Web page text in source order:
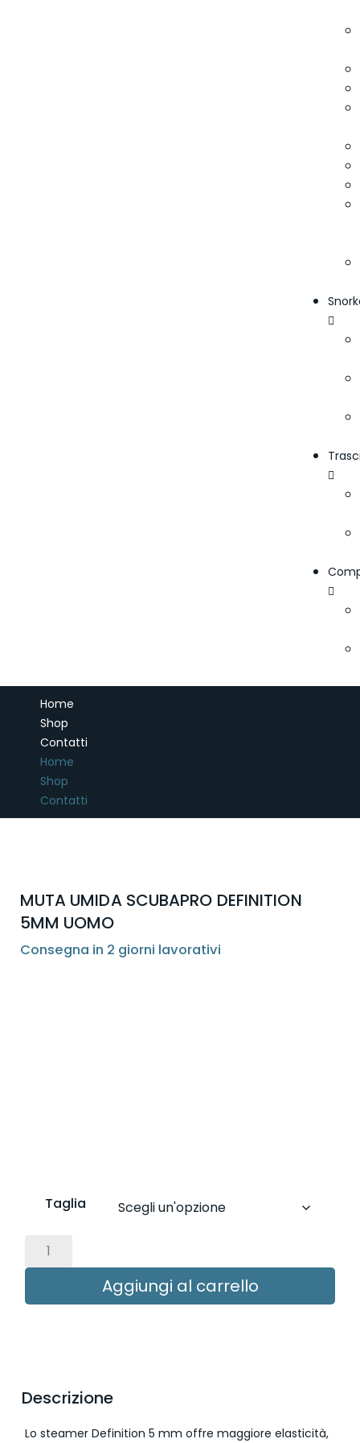
Home
Shop
Contatti
Home
Shop
Contatti
MUTA UMIDA SCUBAPRO DEFINITION
5MM UOMO
Consegna in 2 giorni lavorativi
Taglia
Aggiungi al carrello
Descrizione
Lo steamer Definition 5 mm offre maggiore elasticità,